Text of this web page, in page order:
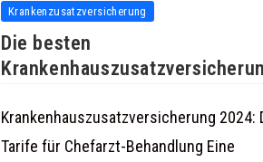
Krankenzusatzversicherung
Die besten
Krankenhauszusatzversicherung 2024:
Tarife für Chefarzt-Behandlung Eine